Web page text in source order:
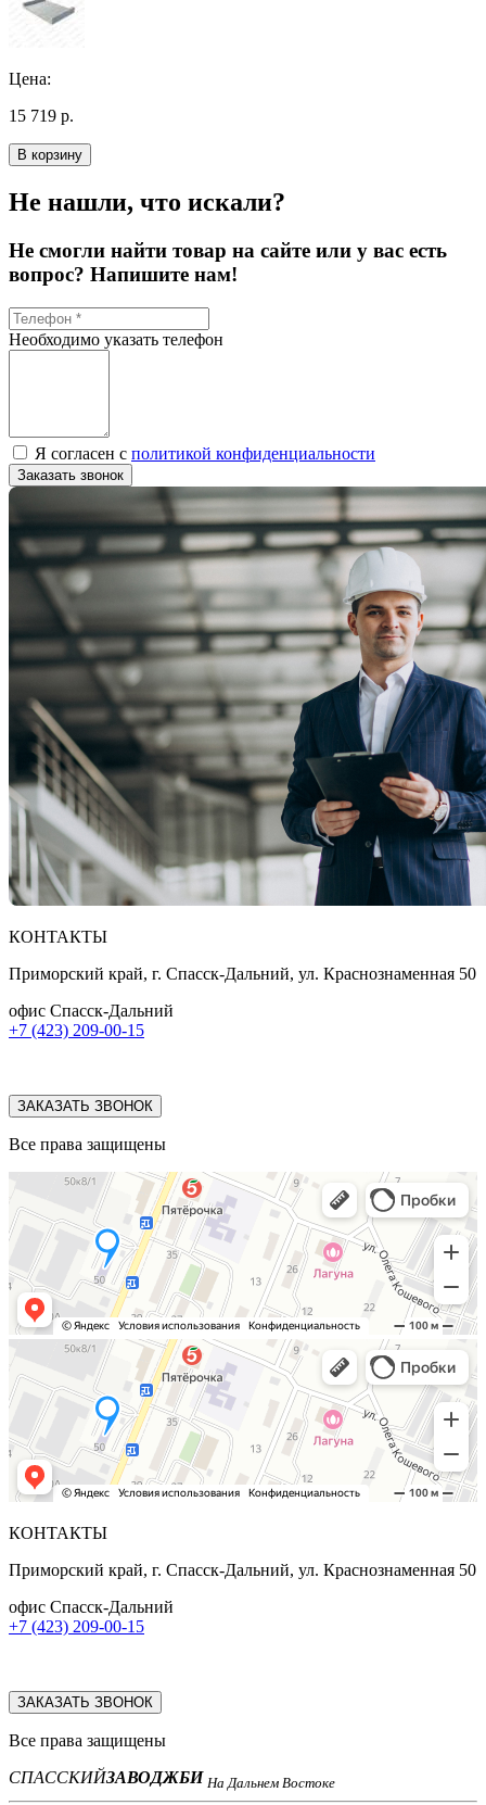
Цена:
15 719 р.
В корзину
Не нашли, что искали?
Не смогли найти товар на сайте или у вас есть
вопрос? Напишите нам!
Необходимо указать телефон
Я согласен с политикой конфиденциальности
Заказать звонок
КОНТАКТЫ
Приморский край, г. Спасск-Дальний, ул. Краснознаменная 50
офис Спасск-Дальний
+7 (423) 209-00-15
ЗАКАЗАТЬ ЗВОНОК
Все права защищены
КОНТАКТЫ
Приморский край, г. Спасск-Дальний, ул. Краснознаменная 50
офис Спасск-Дальний
+7 (423) 209-00-15
ЗАКАЗАТЬ ЗВОНОК
Все права защищены
СПАССКИЙЗАВОДЖБИ На Дальнем Востоке